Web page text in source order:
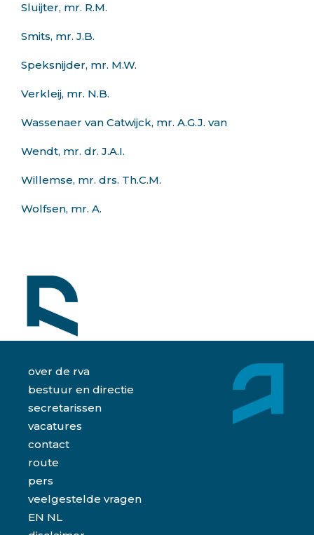
Sluijter, mr. R.M.
Smits, mr. J.B.
Speksnijder, mr. M.W.
Verkleij, mr. N.B.
Wassenaer van Catwijck, mr. A.G.J. van
Wendt, mr. dr. J.A.I.
Willemse, mr. drs. Th.C.M.
Wolfsen, mr. A.
over de rva
bestuur en directie
secretarissen
vacatures
contact
route
pers
veelgestelde vragen
EN NL